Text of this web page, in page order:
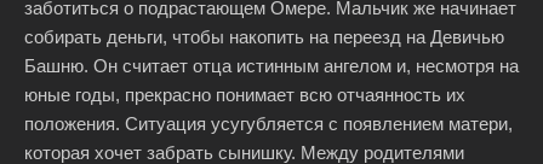
заботиться о подрастающем Омере. Мальчик же начинает
собирать деньги, чтобы накопить на переезд на Девичью
Башню. Он считает отца истинным ангелом и, несмотря на
юные годы, прекрасно понимает всю отчаянность их
положения. Ситуация усугубляется с появлением матери,
которая хочет забрать сынишку. Между родителями